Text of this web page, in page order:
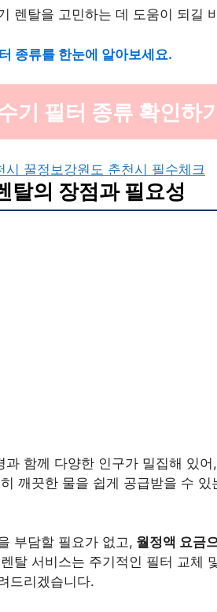
렌탈을 고민하는 데 도움이 되길
종류를 한눈에 알아보세요.
기 필터 종류 확인하기
시 꿀정보 강원도 춘천시 필수체크
탈의 장점과 필요성
함께 다양한 인구가 밀집해 있어,
깨끗한 물을 쉽게 공급받을 수 있
부담할 필요가 없고, 월정액 요금
탈 서비스는 주기적인 필터 교체
드리겠습니다.